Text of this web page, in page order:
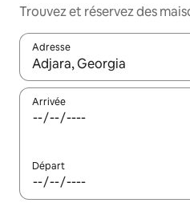
Trouvez et réservez des
Adresse
Lorsque les résultats
Arrivée
Départ